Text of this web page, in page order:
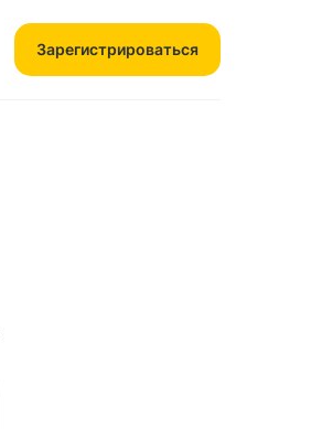
Зарегистрироваться